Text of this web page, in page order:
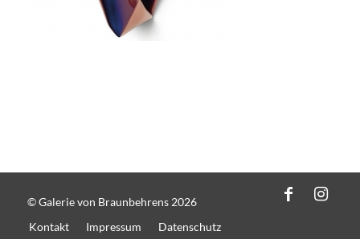
© Galerie von Braunbehrens 2026
Kontakt
Impressum Datenschutz